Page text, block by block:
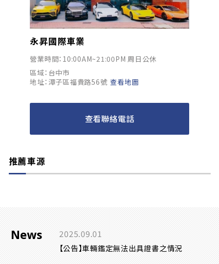
永昇國際車業
營業時間：10:00AM~21:00PM 周日公休
區域：台中市
地址：潭子區福貴路56號 查看地圖
查看聯絡電話
推薦車源
News 2025.09.01
【公告】車輛鑑定無法出具證書之情況